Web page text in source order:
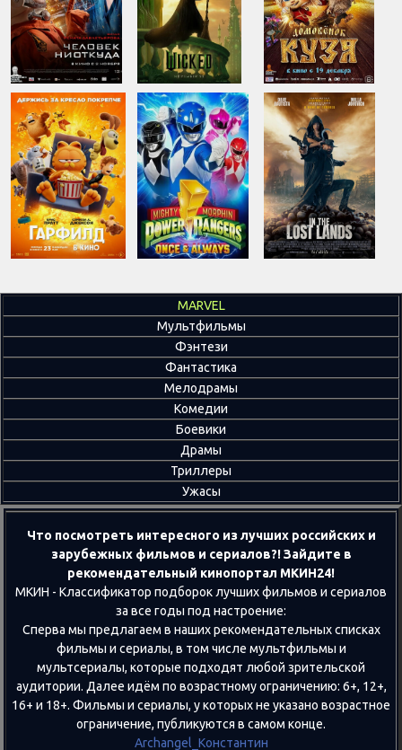
MARVEL
Мультфильмы
Фэнтези
Фантастика
Мелодрамы
Комедии
Боевики
Драмы
Триллеры
Ужасы
Что посмотреть интересного из лучших российских и
зарубежных фильмов и сериалов?! Зайдите в
рекомендательный кинопортал МКИН24!
МКИН - Классификатор подборок лучших фильмов и сериалов
за все годы под настроение:
Сперва мы предлагаем в наших рекомендательных списках
фильмы и сериалы, в том числе мультфильмы и
мультсериалы, которые подходят любой зрительской
аудитории. Далее идём по возрастному ограничению: 6+, 12+,
16+ и 18+. Фильмы и сериалы, у которых не указано возрастное
ограничение, публикуются в самом конце.
Archangel_Константин